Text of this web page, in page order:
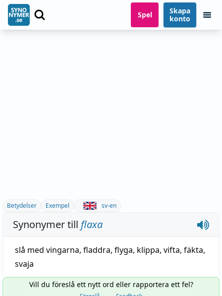
Spel
Skapa
konto
Betydelser Exempel sv-en
Synonymer till flaxa
slå med vingarna, fladdra, flyga, klippa, vifta, fäkta,
svaja
Vill du föreslå ett nytt ord eller rapportera ett fel?